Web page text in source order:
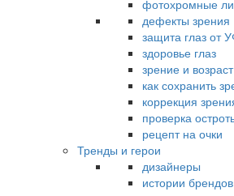
фотохромные
дефекты зрения
защита глаз от
здоровье глаз
зрение и возраст
как сохранить
коррекция
проверка
рецепт на очки
Тренды и герои
дизайнеры
истории брендов